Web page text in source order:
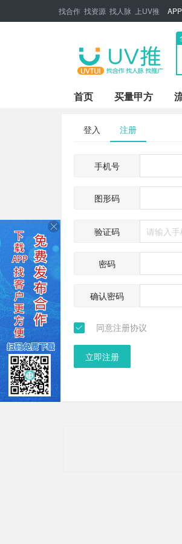
找合作 找资源 找人脉 上UV推
首页 买量甲方
登入 注册
手机号
图形码
验证码
密码
确认密码
同意注册协议
立即注册